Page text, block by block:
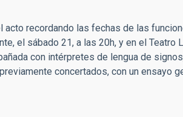
acto recordando las fechas de las
el sábado 21, a las 20h, y en el Teatro
con intérpretes de lengua de
concertados, con un ensayo